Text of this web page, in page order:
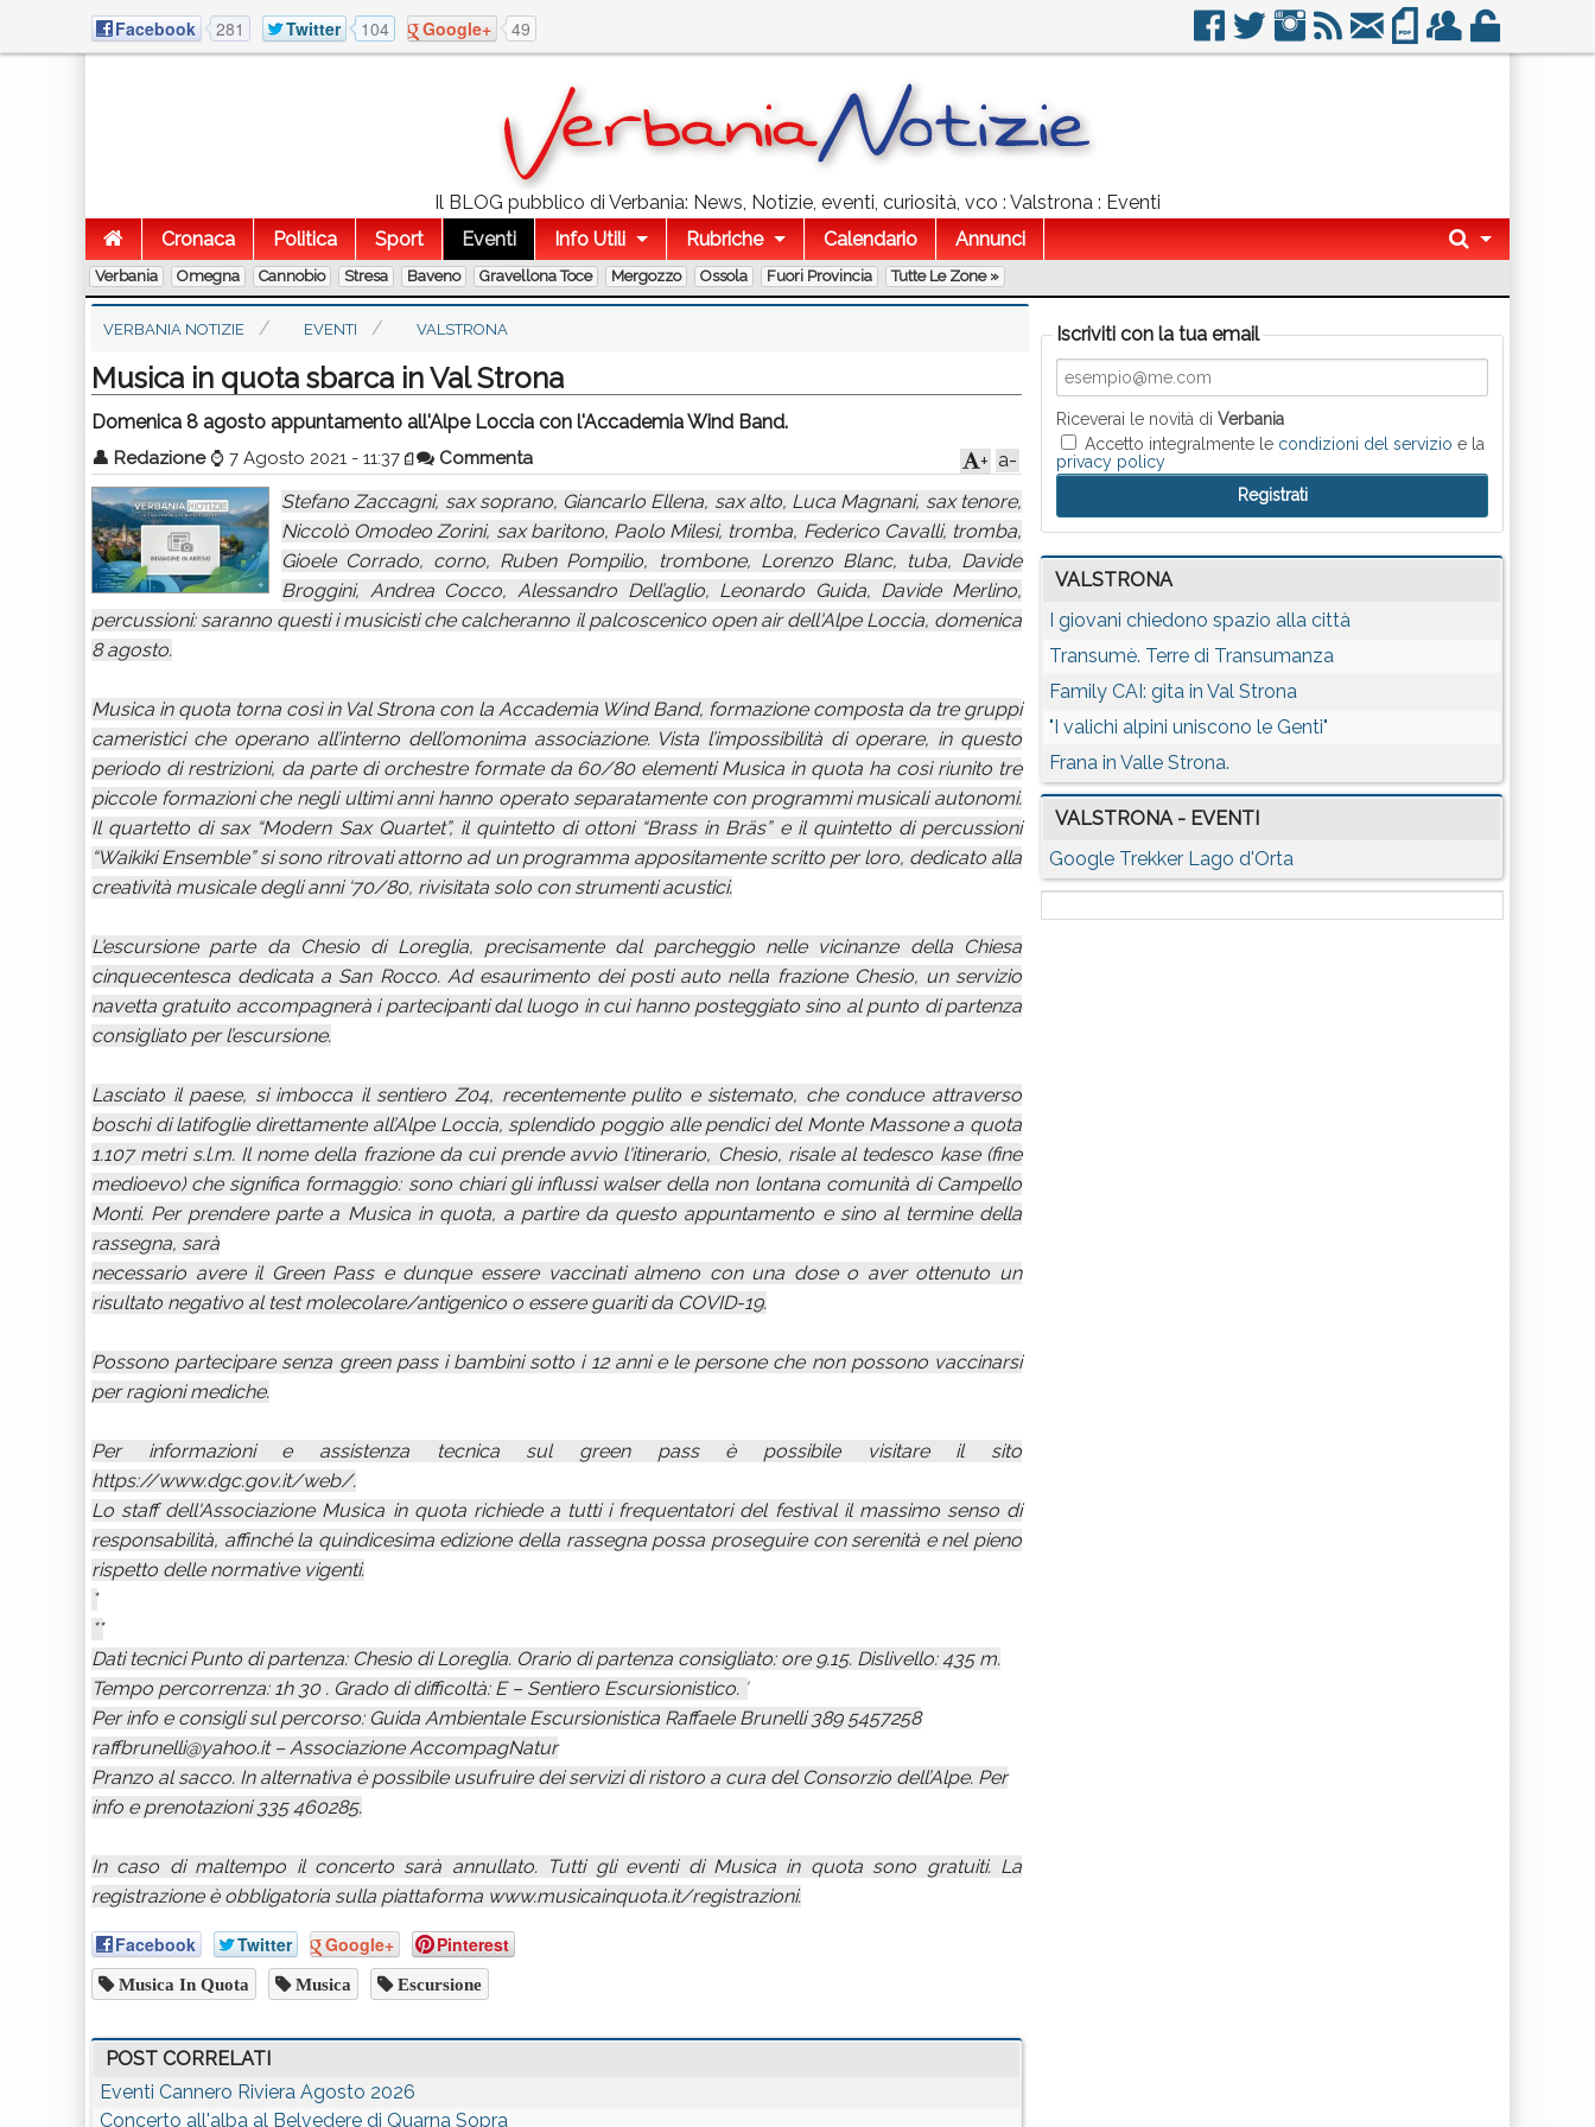
Facebook 281 Twitter 104 Google+ 49
Il BLOG pubblico di Verbania: News, Notizie, eventi, curiosità, vco : Valstrona : Eventi
Cronaca
Politica Sport Eventi Info Utili Rubriche Calendario Annunci
Verbania Omegna Cannobio Stresa Baveno Gravellona Toce Mergozzo Ossola Fuori Provincia Tutte Le Zone »
VERBANIA NOTIZIE EVENTI VALSTRONA
Musica in quota sbarca in Val Strona
Domenica 8 agosto appuntamento all'Alpe Loccia con l'Accademia Wind Band.
👤 Redazione ⌚ 7 Agosto 2021 - 11:37 Commenta a-
+
Stefano Zaccagni, sax soprano, Giancarlo Ellena, sax alto, Luca Magnani, sax tenore,
Niccolò Omodeo Zorini, sax baritono, Paolo Milesi, tromba, Federico Cavalli, tromba,
Gioele Corrado, corno, Ruben Pompilio, trombone, Lorenzo Blanc, tuba, Davide
Broggini, Andrea Cocco, Alessandro Dell’aglio, Leonardo Guida, Davide Merlino,
percussioni: saranno questi i musicisti che calcheranno il palcoscenico open air dell'Alpe Loccia, domenica
8 agosto.
Musica in quota torna così in Val Strona con la Accademia Wind Band, formazione composta da tre gruppi
cameristici che operano all’interno dell’omonima associazione. Vista l’impossibilità di operare, in questo
periodo di restrizioni, da parte di orchestre formate da 60/80 elementi Musica in quota ha così riunito tre
piccole formazioni che negli ultimi anni hanno operato separatamente con programmi musicali autonomi.
Il quartetto di sax “Modern Sax Quartet”, il quintetto di ottoni “Brass in Bräs” e il quintetto di percussioni
“Waikiki Ensemble” si sono ritrovati attorno ad un programma appositamente scritto per loro, dedicato alla
creatività musicale degli anni ‘70/80, rivisitata solo con strumenti acustici.
L'escursione parte da Chesio di Loreglia, precisamente dal parcheggio nelle vicinanze della Chiesa
cinquecentesca dedicata a San Rocco. Ad esaurimento dei posti auto nella frazione Chesio, un servizio
navetta gratuito accompagnerà i partecipanti dal luogo in cui hanno posteggiato sino al punto di partenza
consigliato per l’escursione.
Lasciato il paese, si imbocca il sentiero Z04, recentemente pulito e sistemato, che conduce attraverso
boschi di latifoglie direttamente all’Alpe Loccia, splendido poggio alle pendici del Monte Massone a quota
1.107 metri s.l.m. Il nome della frazione da cui prende avvio l'itinerario, Chesio, risale al tedesco kase (fine
medioevo) che significa formaggio: sono chiari gli influssi walser della non lontana comunità di Campello
Monti. Per prendere parte a Musica in quota, a partire da questo appuntamento e sino al termine della
rassegna, sarà
necessario avere il Green Pass e dunque essere vaccinati almeno con una dose o aver ottenuto un
risultato negativo al test molecolare/antigenico o essere guariti da COVID-19.
Possono partecipare senza green pass i bambini sotto i 12 anni e le persone che non possono vaccinarsi
per ragioni mediche.
Per informazioni e assistenza tecnica sul green pass è possibile visitare il sito
https://www.dgc.gov.it/web/.
Lo staff dell'Associazione Musica in quota richiede a tutti i frequentatori del festival il massimo senso di
responsabilità, affinché la quindicesima edizione della rassegna possa proseguire con serenità e nel pieno
rispetto delle normative vigenti.
*
**
Dati tecnici Punto di partenza: Chesio di Loreglia. Orario di partenza consigliato: ore 9.15. Dislivello: 435 m.
Tempo percorrenza: 1h 30 . Grado di difficoltà: E – Sentiero Escursionistico. ′
Per info e consigli sul percorso: Guida Ambientale Escursionistica Raffaele Brunelli 389 5457258
raffbrunelli@yahoo.it – Associazione AccompagNatur
Pranzo al sacco. In alternativa è possibile usufruire dei servizi di ristoro a cura del Consorzio dell’Alpe. Per
info e prenotazioni 335 460285.
In caso di maltempo il concerto sarà annullato. Tutti gli eventi di Musica in quota sono gratuiti. La
registrazione è obbligatoria sulla piattaforma www.musicainquota.it/registrazioni.
Facebook Twitter Google+ Pinterest
Musica In Quota Musica Escursione
POST CORRELATI
Eventi Cannero Riviera Agosto 2026
Concerto all'alba al Belvedere di Quarna Sopra
Iscriviti con la tua email
Riceverai le novità diVerbania
Accetto integralmente le condizioni del servizio e la
privacy policy
VALSTRONA
I giovani chiedono spazio alla città
Transumè. Terre di Transumanza
Family CAI: gita in Val Strona
"I valichi alpini uniscono le Genti"
Frana in Valle Strona.
VALSTRONA - EVENTI
Google Trekker Lago d'Orta